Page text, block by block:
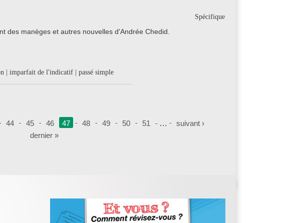
Spécifique
des manèges et autres nouvelles d'Andrée Chedid.
| imparfait de l'indicatif | passé simple
44 45 46 47 48 49 50 51 …
suivant ›
dernier »